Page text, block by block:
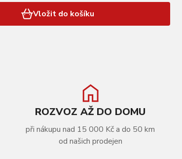
Vložit do košíku
ROZVOZ AŽ DO DOMU
při nákupu nad 15 000 Kč a do 50 km
od našich prodejen